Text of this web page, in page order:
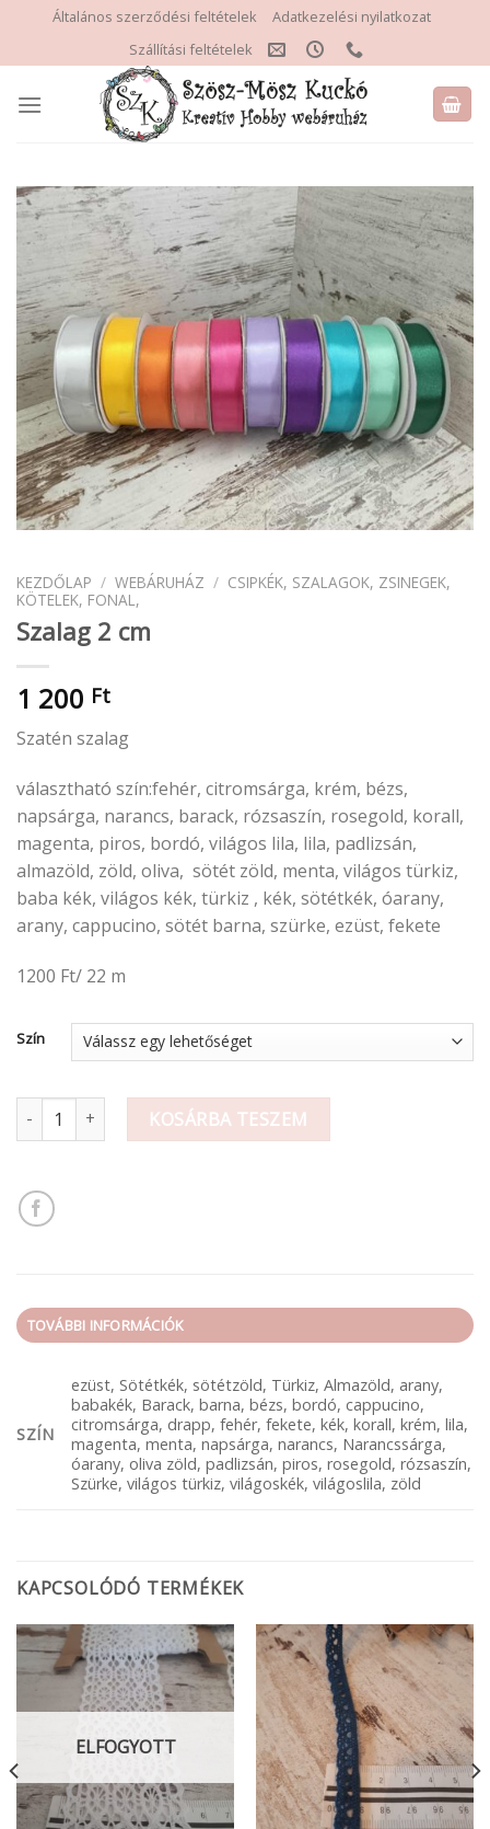
content
Általános szerződési feltételek
Adatkezelési nyilatkozat
Szállítási feltételek
KEZDŐLAP / WEBÁRUHÁZ / CSIPKÉK, SZALAGOK, ZSINEGEK,
KÖTELEK, FONAL,
Szalag 2 cm
1 200 Ft
Szatén szalag
választható szín:fehér, citromsárga, krém, bézs,
napsárga, narancs, barack, rózsaszín, rosegold, korall,
magenta, piros, bordó, világos lila, lila, padlizsán,
almazöld, zöld, oliva, sötét zöld, menta, világos türkiz,
baba kék, világos kék, türkiz , kék, sötétkék, óarany,
arany, cappucino, sötét barna, szürke, ezüst, fekete
1200 Ft/ 22 m
Szín
Szalag 2 cm mennyiségKOSÁRBA TESZEM
TOVÁBBI INFORMÁCIÓK
SZÍN
ezüst, Sötétkék, sötétzöld, Türkiz, Almazöld, arany,
babakék, Barack, barna, bézs, bordó, cappucino,
citromsárga, drapp, fehér, fekete, kék, korall, krém, lila,
magenta, menta, napsárga, narancs, Narancssárga,
óarany, oliva zöld, padlizsán, piros, rosegold, rózsaszín,
Szürke, világos türkiz, világoskék, világoslila, zöld
KAPCSOLÓDÓ TERMÉKEK
ELFOGYOTT